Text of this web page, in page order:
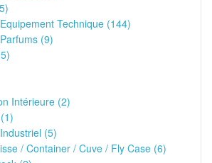
Technique (144)
(9)
Intérieure (2)
(5)
/ Container / Cuve / Fly Case (6)